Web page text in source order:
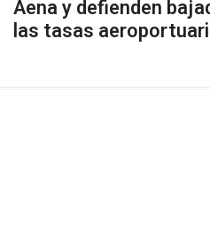
Aena y defienden
las tasas